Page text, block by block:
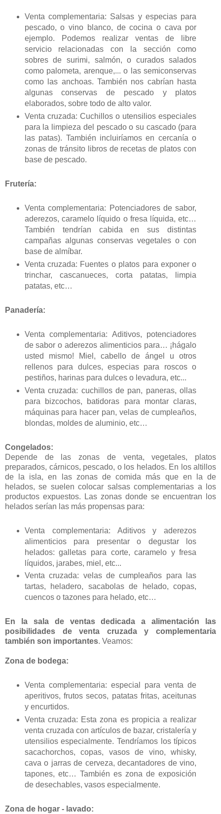
Venta complementaria: Salsas y especias para
pescado, o vino blanco, de cocina o cava por
ejemplo. Podemos realizar ventas de libre
servicio relacionadas con la sección como
sobres de surimi, salmón, o curados salados
como palometa, arenque,... o las semiconservas
como las anchoas. También nos cabrían hasta
algunas conservas de pescado y platos
elaborados, sobre todo de alto valor.
Venta cruzada: Cuchillos o utensilios especiales
para la limpieza del pescado o su cascado (para
las patas). También incluiríamos en cercanía o
zonas de tránsito libros de recetas de platos con
base de pescado.
Frutería:
Venta complementaria: Potenciadores de sabor,
aderezos, caramelo líquido o fresa líquida, etc…
También tendrían cabida en sus distintas
campañas algunas conservas vegetales o con
base de almíbar.
Venta cruzada: Fuentes o platos para exponer o
trinchar, cascanueces, corta patatas, limpia
patatas, etc…
Panadería:
Venta complementaria: Aditivos, potenciadores
de sabor o aderezos alimenticios para… ¡hágalo
usted mismo! Miel, cabello de ángel u otros
rellenos para dulces, especias para roscos o
pestiños, harinas para dulces o levadura, etc...
Venta cruzada: cuchillos de pan, paneras, ollas
para bizcochos, batidoras para montar claras,
máquinas para hacer pan, velas de cumpleaños,
blondas, moldes de aluminio, etc…
Congelados:
Depende de las zonas de venta, vegetales, platos
preparados, cárnicos, pescado, o los helados. En los altillos
de la isla, en las zonas de comida más que en la de
helados, se suelen colocar salsas complementarias a los
productos expuestos. Las zonas donde se encuentran los
helados serían las más propensas para:
Venta complementaria: Aditivos y aderezos
alimenticios para presentar o degustar los
helados: galletas para corte, caramelo y fresa
líquidos, jarabes, miel, etc...
Venta cruzada: velas de cumpleaños para las
tartas, heladero, sacabolas de helado, copas,
cuencos o tazones para helado, etc…
En la sala de ventas dedicada a alimentación las
posibilidades de venta cruzada y complementaria
también son importantes. Veamos:
Zona de bodega:
Venta complementaria: especial para venta de
aperitivos, frutos secos, patatas fritas, aceitunas
y encurtidos.
Venta cruzada: Esta zona es propicia a realizar
venta cruzada con artículos de bazar, cristalería y
utensilios especialmente. Tendríamos los típicos
sacachorchos, copas, vasos de vino, whisky,
cava o jarras de cerveza, decantadores de vino,
tapones, etc… También es zona de exposición
de desechables, vasos especialmente.
Zona de hogar - lavado: